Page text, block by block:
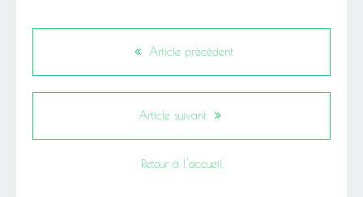
Article précédent
Article suivant
Retour à l'accueil